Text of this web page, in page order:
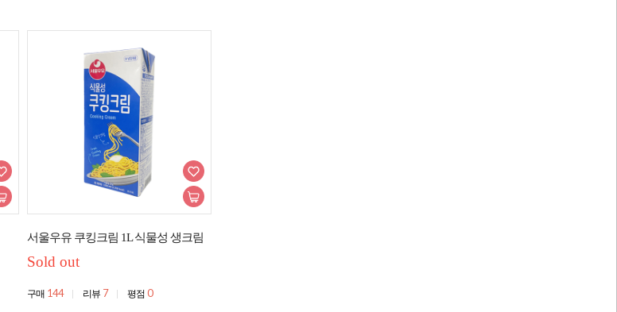
서울우유 쿠킹크림 1L 식물성 생크림
Sold out
구매 144 리뷰 7 평점 0